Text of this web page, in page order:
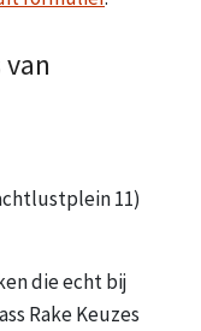
11)
die echt bij
Rake Keuzes